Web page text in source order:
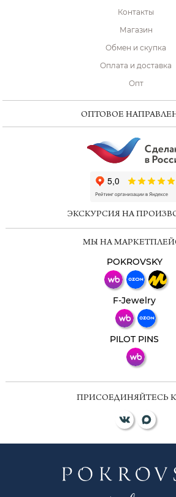
Контакты
Магазин
Обмен и скупка
Оплата и доставка
Опт
ОПТОВОЕ
ЭКСКУРСИЯ НА
МЫ НА
POKROVSKY
F-Jewelry
PILOT PINS
ПРИСОЕДИНЯЙТЕСЬ